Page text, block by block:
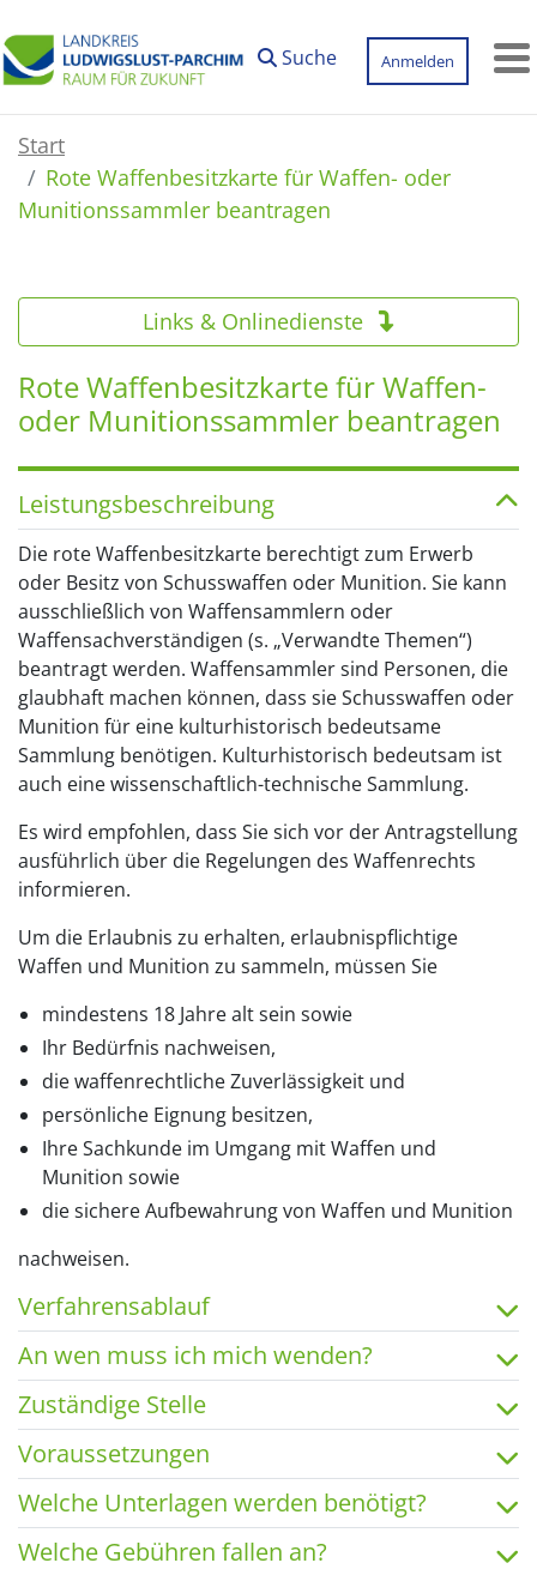
Suche
Anmelden
Start
Rote Waffenbesitzkarte für Waffen- oder
Munitionssammler beantragen
Links & Onlinedienste
Rote Waffenbesitzkarte für Waffen-
oder Munitionssammler beantragen
Leistungsbeschreibung
Die rote Waffenbesitzkarte berechtigt zum Erwerb
oder Besitz von Schusswaffen oder Munition. Sie kann
ausschließlich von Waffensammlern oder
Waffensachverständigen (s. „Verwandte Themen“)
beantragt werden. Waffensammler sind Personen, die
glaubhaft machen können, dass sie Schusswaffen oder
Munition für eine kulturhistorisch bedeutsame
Sammlung benötigen. Kulturhistorisch bedeutsam ist
auch eine wissenschaftlich-technische Sammlung.
Es wird empfohlen, dass Sie sich vor der Antragstellung
ausführlich über die Regelungen des Waffenrechts
informieren.
Um die Erlaubnis zu erhalten, erlaubnispflichtige
Waffen und Munition zu sammeln, müssen Sie
mindestens 18 Jahre alt sein sowie
Ihr Bedürfnis nachweisen,
die waffenrechtliche Zuverlässigkeit und
persönliche Eignung besitzen,
Ihre Sachkunde im Umgang mit Waffen und
Munition sowie
die sichere Aufbewahrung von Waffen und Munition
nachweisen.
Verfahrensablauf
An wen muss ich mich wenden?
Zuständige Stelle
Voraussetzungen
Welche Unterlagen werden benötigt?
Welche Gebühren fallen an?